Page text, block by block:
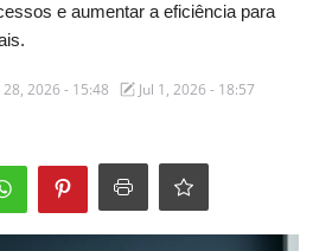
e aumentar a eficiência para
28, 2026 - 15:48
Jul 1, 2026 - 18:57